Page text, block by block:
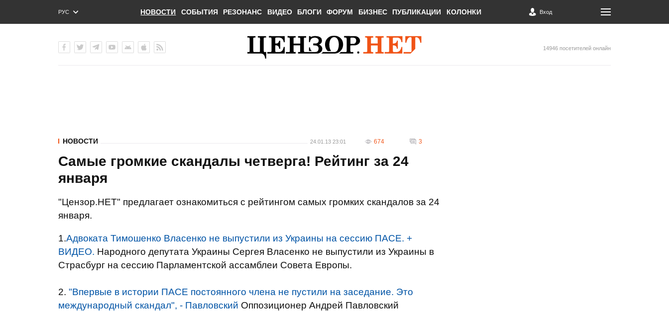
РУС
ENG
НОВОСТИ СОБЫТИЯ РЕЗОНАНС ВИДЕО БЛОГИ ФОРУМ БИЗНЕС ПУБЛИКАЦИИ КОЛОНКИ Вход
14946 посетителей онлайн
НОВОСТИ 24.01.13 23:01 674 3
Самые громкие скандалы четверга! Рейтинг за 24
января
"Цензор.НЕТ" предлагает ознакомиться с рейтингом самых громких скандалов за 24
января.
1.Адвоката Тимошенко Власенко не выпустили из Украины на сессию ПАСЕ. +
ВИДЕО. Народного депутата Украины Сергея Власенко не выпустили из Украины в
Страсбург на сессию Парламентской ассамблеи Совета Европы.
2. "Впервые в истории ПАСЕ постоянного члена не пустили на заседание. Это
международный скандал", - Павловский Оппозиционер Андрей Павловский